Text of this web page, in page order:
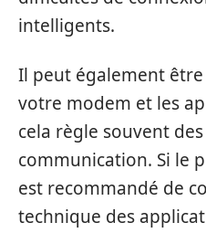
intelligents.
Il peut également
votre modem et les
cela règle souvent
communication. Si le
est recommandé de
technique des